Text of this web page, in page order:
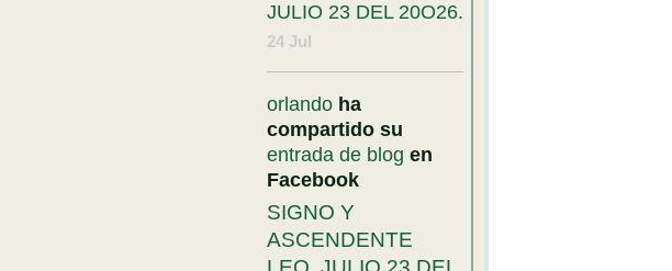
JULIO 23 DEL 20O26.
24 Jul
orlando ha
compartido su
entrada de blog en
Facebook
SIGNO Y
ASCENDENTE